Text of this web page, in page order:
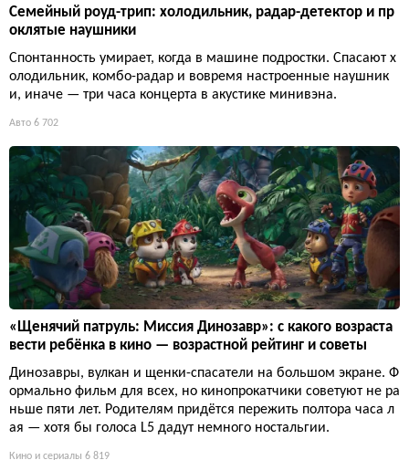
Семейный роуд-трип: холодильник, радар-детектор и пр
оклятые наушники
Спонтанность умирает, когда в машине подростки. Спасают х
олодильник, комбо-радар и вовремя настроенные наушник
и, иначе — три часа концерта в акустике минивэна.
Авто 6 702
«Щенячий патруль: Миссия Динозавр»: с какого возраста
вести ребёнка в кино — возрастной рейтинг и советы
Динозавры, вулкан и щенки-спасатели на большом экране. Ф
ормально фильм для всех, но кинопрокатчики советуют не ра
ньше пяти лет. Родителям придётся пережить полтора часа л
ая — хотя бы голоса L5 дадут немного ностальгии.
Кино и сериалы 6 819